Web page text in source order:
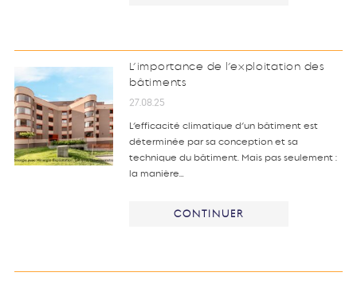
L’importance de l’exploitation des
bâtiments
27.08.25
L’efficacité climatique d’un bâtiment est
déterminée par sa conception et sa
technique du bâtiment. Mais pas seulement :
la manière…
CONTINUER